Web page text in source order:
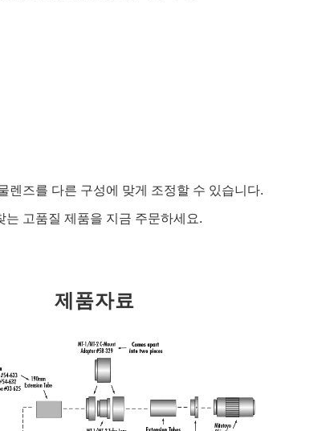
렌즈를 다른 구성에 맞게 조정할 수 있습니다.
고품질 제품을 지금 주문하세요.
제품자료